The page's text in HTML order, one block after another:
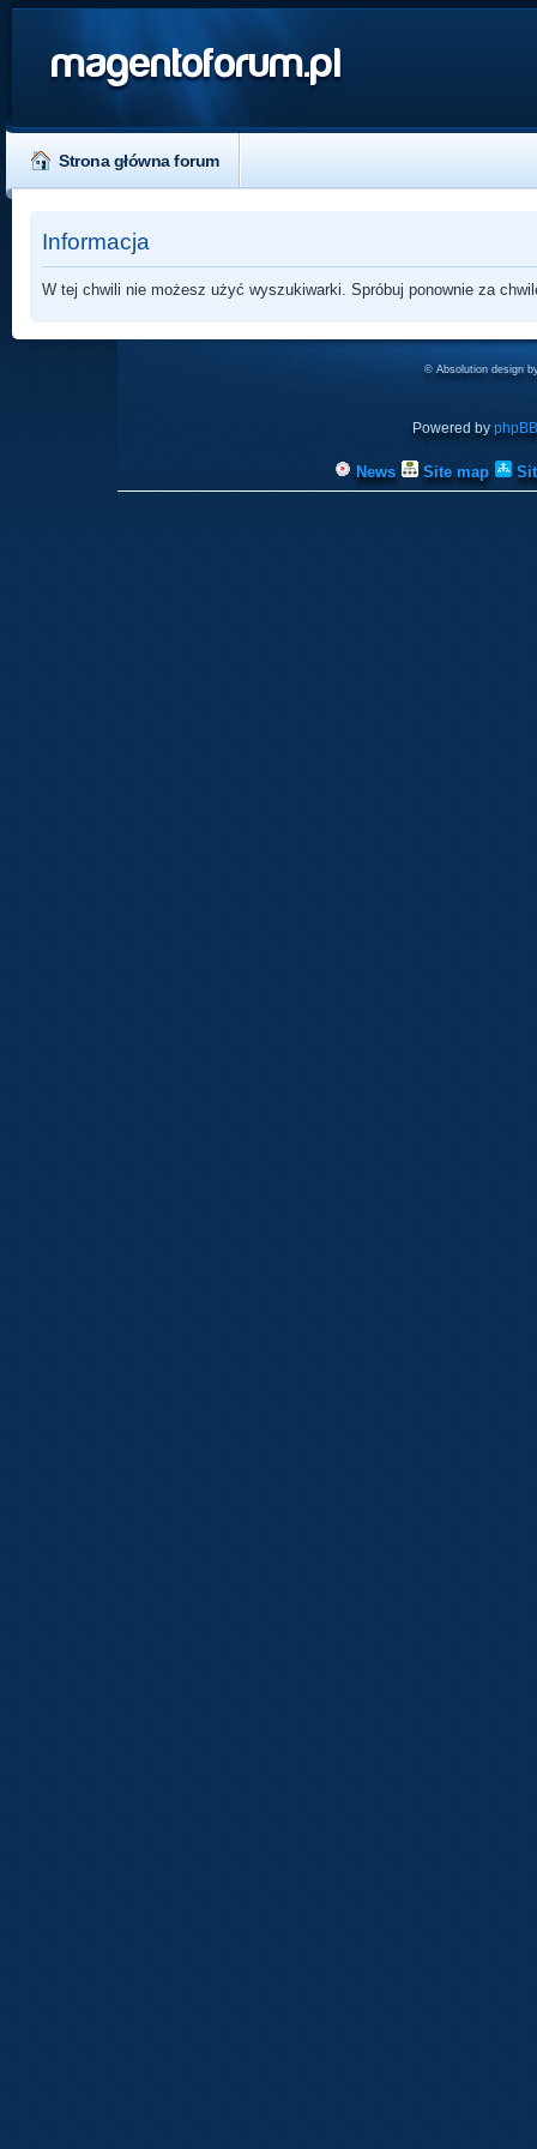
magentoforum.pl
Strona główna forum
Informacja
W tej chwili nie możesz użyć wyszukiwarki. Spróbuj ponownie za
© Absolution design
Powered by phpBB
News Site map